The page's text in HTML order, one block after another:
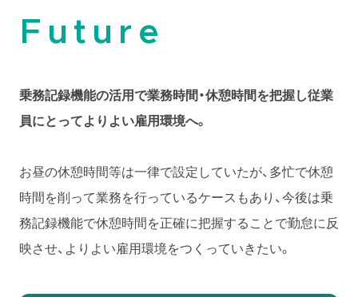
Future
乗務記録機能の活用で業務時間・休憩時間を把握し従業
員にとってよりよい雇用環境へ。
お昼の休憩時間等は一律で設定していたが、多忙で休憩
時間を削って業務を行っているケースもあり、今後は乗
務記録機能で休憩時間を正確に把握することで勤怠に反
映させ、よりよい雇用環境をつくっていきたい。